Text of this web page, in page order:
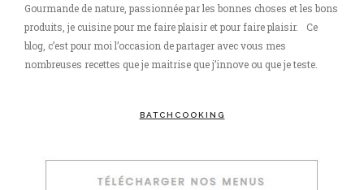
Gourmande de nature, passionnée par les bonnes choses et les bons
produits, je cuisine pour me faire plaisir et pour faire plaisir. Ce
blog, c’est pour moi l’occasion de partager avec vous mes
nombreuses recettes que je maitrise que j’innove ou que je teste.
BATCHCOOKING